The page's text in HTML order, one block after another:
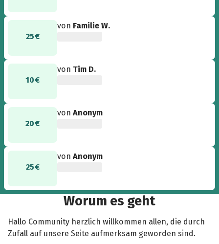
25 €
von Familie W.
10 €
von Tim D.
20 €
vonAnonym
25 €
vonAnonym
Worum es geht
Hallo Community herzlich willkommen allen, die durch
Zufall auf unsere Seite aufmerksam geworden sind.